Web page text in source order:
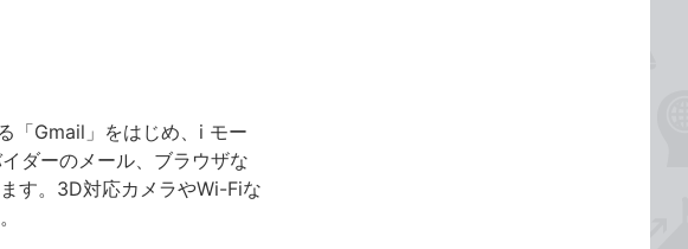
「Gmail」をはじめ、i モー
ダーのメール、ブラウザな
す。3D対応カメラやWi-Fiな